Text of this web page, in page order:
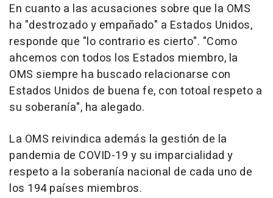
En cuanto a las acusaciones sobre que la OMS
ha "destrozado y empañado" a Estados Unidos,
responde que "lo contrario es cierto". "Como
ahcemos con todos los Estados miembro, la
OMS siempre ha buscado relacionarse con
Estados Unidos de buena fe, con totoal respeto a
su soberanía", ha alegado.
La OMS reivindica además la gestión de la
pandemia de COVID-19 y su imparcialidad y
respeto a la soberanía nacional de cada uno de
los 194 países miembros.